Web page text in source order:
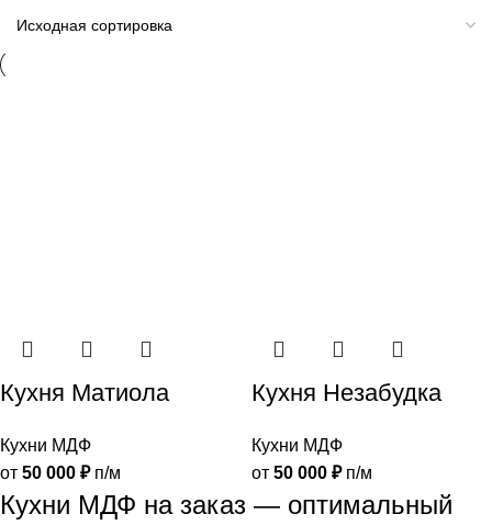
Кухня Матиола
Кухни МДФ
от 50 000 ₽п/м
Кухня Незабудка
Кухни МДФ
от 50 000 ₽п/м
Кухни МДФ на заказ — оптимальный